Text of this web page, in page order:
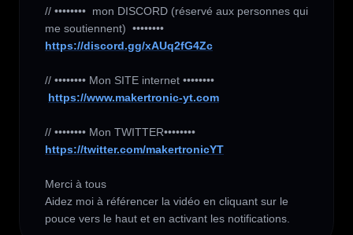
// ••••••••  mon DISCORD (réservé aux personnes qui
https://discord.gg/xAUq2fG4Zc
// •••••••• Mon SITE internet ••••••••
https://www.makertronic-yt.com
https://twitter.com/makertronicYT
Merci à tous
Aidez moi à référencer la vidéo en cliquant sur le
pouce vers le haut et en activant les notifications.